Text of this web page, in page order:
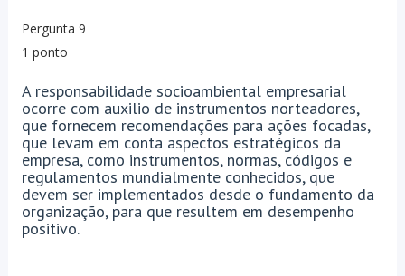
Pergunta 9
1 ponto
A responsabilidade socioambiental empresarial
ocorre com auxilio de instrumentos norteadores,
que fornecem recomendações para ações focadas,
que levam em conta aspectos estratégicos da
empresa, como instrumentos, normas, códigos e
regulamentos mundialmente conhecidos, que
devem ser implementados desde o fundamento da
organização, para que resultem em desempenho
positivo.